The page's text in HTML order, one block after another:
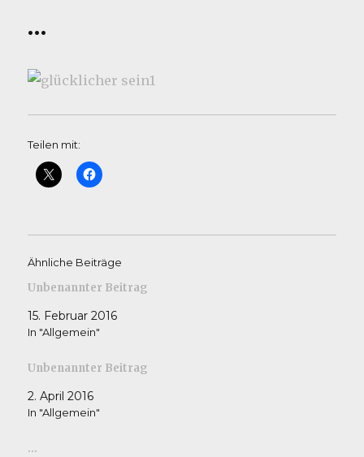
…
Teilen mit:
Ähnliche Beiträge
Unbenannter Beitrag
15. Februar 2016
In "Allgemein"
Unbenannter Beitrag
2. April 2016
In "Allgemein"
…